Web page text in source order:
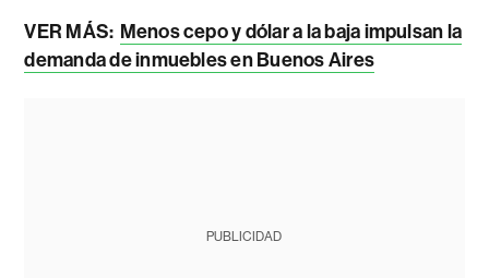
VER MÁS: Menos cepo y dólar a la baja impulsan la
demanda de inmuebles en Buenos Aires
PUBLICIDAD